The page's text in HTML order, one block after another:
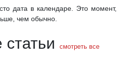
дата в календаре. Это момент,
чем обычно.
смотреть все